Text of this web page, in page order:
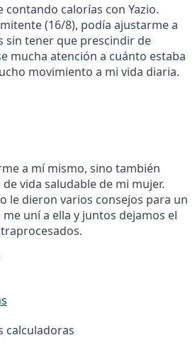
contando calorías con Yazio.
(16/8), podía ajustarme a
sin tener que prescindir de
mucha atención a cuánto estaba
movimiento a mi vida diaria.
a mí mismo, sino también
vida saludable de mi mujer.
le dieron varios consejos para un
me uní a ella y juntos dejamos el
calculadoras